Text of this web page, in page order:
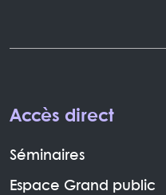
Accès direct
Séminaires
Espace Grand public